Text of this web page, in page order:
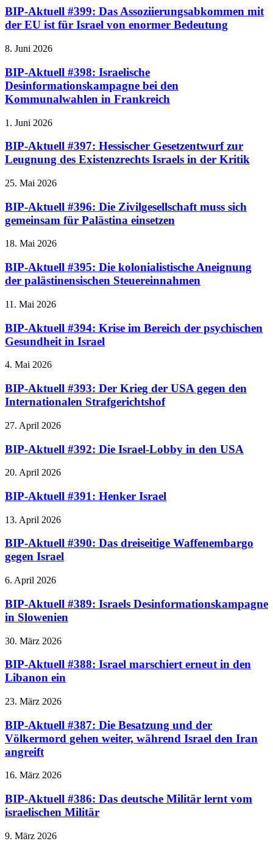
BIP-Aktuell #399: Das Assoziierungsabkommen mit
der EU ist für Israel von enormer Bedeutung
8. Juni 2026
BIP-Aktuell #398: Israelische
Desinformationskampagne bei den
Kommunalwahlen in Frankreich
1. Juni 2026
BIP-Aktuell #397: Hessischer Gesetzentwurf zur
Leugnung des Existenzrechts Israels in der Kritik
25. Mai 2026
BIP-Aktuell #396: Die Zivilgesellschaft muss sich
gemeinsam für Palästina einsetzen
18. Mai 2026
BIP-Aktuell #395: Die kolonialistische Aneignung
der palästinensischen Steuereinnahmen
11. Mai 2026
BIP-Aktuell #394: Krise im Bereich der psychischen
Gesundheit in Israel
4. Mai 2026
BIP-Aktuell #393: Der Krieg der USA gegen den
Internationalen Strafgerichtshof
27. April 2026
BIP-Aktuell #392: Die Israel-Lobby in den USA
20. April 2026
BIP-Aktuell #391: Henker Israel
13. April 2026
BIP-Aktuell #390: Das dreiseitige Waffenembargo
gegen Israel
6. April 2026
BIP-Aktuell #389: Israels Desinformationskampagne
in Slowenien
30. März 2026
BIP-Aktuell #388: Israel marschiert erneut in den
Libanon ein
23. März 2026
BIP-Aktuell #387: Die Besatzung und der
Völkermord gehen weiter, während Israel den Iran
angreift
16. März 2026
BIP-Aktuell #386: Das deutsche Militär lernt vom
israelischen Militär
9. März 2026